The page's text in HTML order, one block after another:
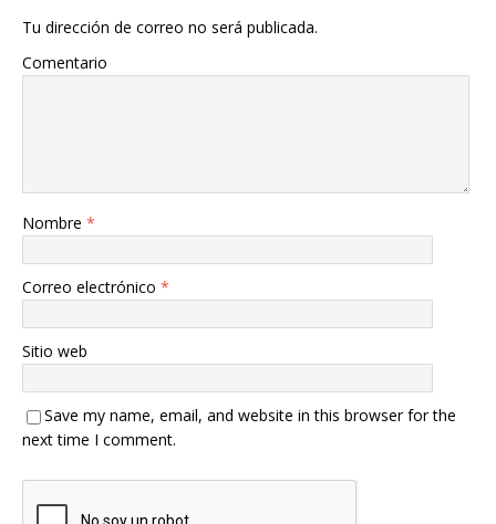
Tu dirección de correo no será publicada.
Comentario
Nombre *
Correo electrónico *
Sitio web
Save my name, email, and website in this browser for the
next time I comment.